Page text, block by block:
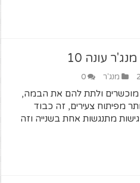
עונה 10
מנג'ר 0
מוכשרים ולתת להם את הבמה,
מפיתוח צעירים, זה כבוד
מתנגשות אחת בשנייה וזה